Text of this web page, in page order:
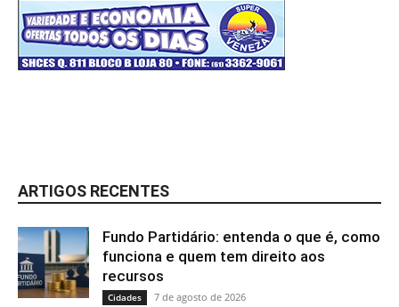
ARTIGOS RECENTES
Fundo Partidário: entenda o que é, como
funciona e quem tem direito aos
recursos
Cidades 7 de agosto de 2026